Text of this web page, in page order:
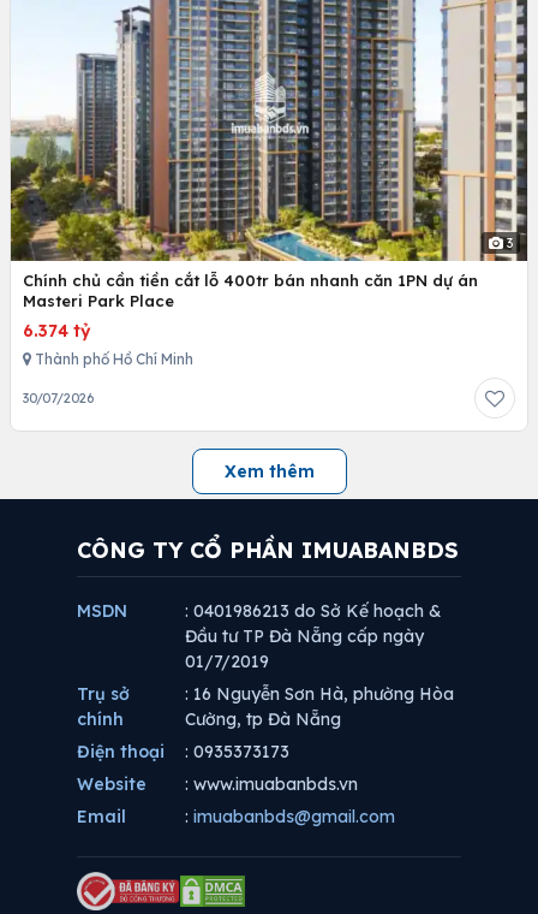
3
Chính chủ cần tiền cắt lỗ 400tr bán nhanh căn 1PN dự án
Masteri Park Place
6.374 tỷ
Thành phố Hồ Chí Minh
30/07/2026
Xem thêm
CÔNG TY CỔ PHẦN IMUABANBDS
MSDN
: 0401986213 do Sở Kế hoạch &
Đầu tư TP Đà Nẵng cấp ngày
01/7/2019
Trụ sở
chính
: 16 Nguyễn Sơn Hà, phường Hòa
Cường, tp Đà Nẵng
Điện thoại
: 0935373173
Website
: www.imuabanbds.vn
Email
: imuabanbds@gmail.com